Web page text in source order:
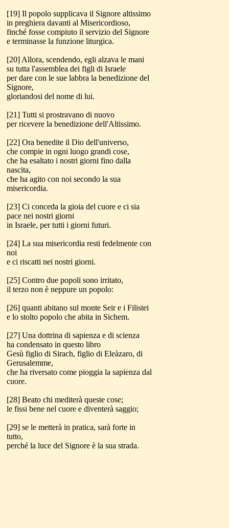
[19] Il popolo supplicava il Signore altissimo
in preghiera davanti al Misericordioso,
finché fosse compiuto il servizio del Signore
e terminasse la funzione liturgica.
[20] Allora, scendendo, egli alzava le mani
su tutta l'assemblea dei figli di Israele
per dare con le sue labbra la benedizione del
Signore,
gloriandosi del nome di lui.
[21] Tutti si prostravano di nuovo
per ricevere la benedizione dell'Altissimo.
[22] Ora benedite il Dio dell'universo,
che compie in ogni luogo grandi cose,
che ha esaltato i nostri giorni fino dalla
nascita,
che ha agito con noi secondo la sua
misericordia.
[23] Ci conceda la gioia del cuore e ci sia
pace nei nostri giorni
in Israele, per tutti i giorni futuri.
[24] La sua misericordia resti fedelmente con
noi
e ci riscatti nei nostri giorni.
[25] Contro due popoli sono irritato,
il terzo non è neppure un popolo:
[26] quanti abitano sul monte Seir e i Filistei
e lo stolto popolo che abita in Sichem.
[27] Una dottrina di sapienza e di scienza
ha condensato in questo libro
Gesù figlio di Sirach, figlio di Eleàzaro, di
Gerusalemme,
che ha riversato come pioggia la sapienza dal
cuore.
[28] Beato chi mediterà queste cose;
le fissi bene nel cuore e diventerà saggio;
[29] se le metterà in pratica, sarà forte in
tutto,
perché la luce del Signore è la sua strada.